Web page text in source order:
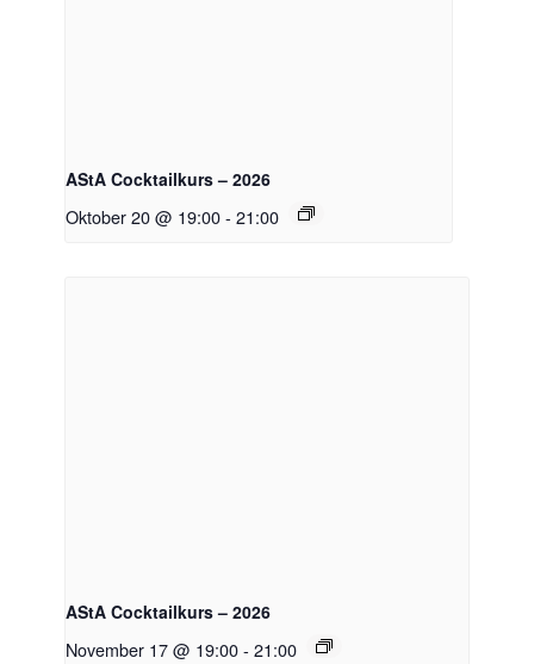
AStA Cocktailkurs – 2026
Oktober 20 @ 19:00- 21:00
AStA Cocktailkurs – 2026
November 17 @ 19:00- 21:00